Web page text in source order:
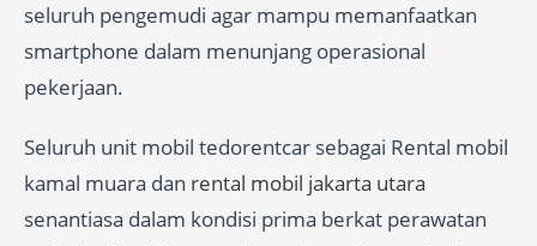
seluruh pengemudi agar mampu memanfaatkan
smartphone dalam menunjang operasional
pekerjaan.
Seluruh unit mobil tedorentcar sebagai Rental mobil
kamal muara dan rental mobil jakarta utara
senantiasa dalam kondisi prima berkat perawatan